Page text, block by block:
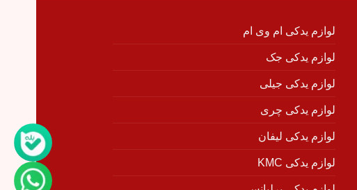
لوازم یدکی ام وی ام
لوازم یدکی جک
لوازم یدکی جیلی
لوازم یدکی چری
لوازم یدکی لیفان
لوازم یدکی KMC